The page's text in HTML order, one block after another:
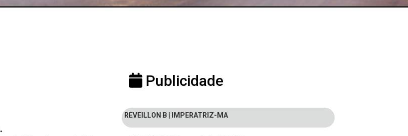
.
Publicidade
REVEILLON B | IMPERATRIZ-MA